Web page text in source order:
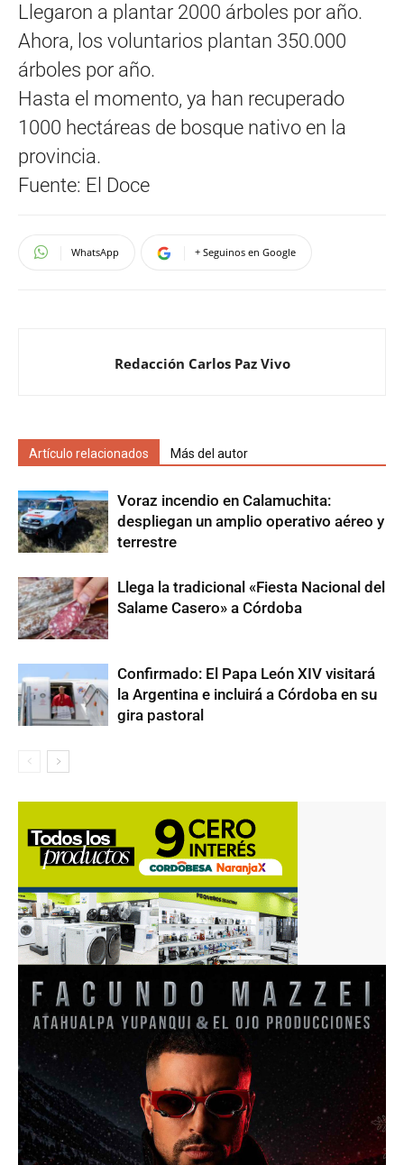
Llegaron a plantar 2000 árboles por año.
Ahora, los voluntarios plantan 350.000
árboles por año.
Hasta el momento, ya han recuperado
1000 hectáreas de bosque nativo en la
provincia.
Fuente: El Doce
WhatsApp + Seguinos en Google
Redacción Carlos Paz Vivo
Artículo relacionados Más del autor
Voraz incendio en Calamuchita:
despliegan un amplio operativo aéreo y
terrestre
Llega la tradicional «Fiesta Nacional del
Salame Casero» a Córdoba
Confirmado: El Papa León XIV visitará
la Argentina e incluirá a Córdoba en su
gira pastoral